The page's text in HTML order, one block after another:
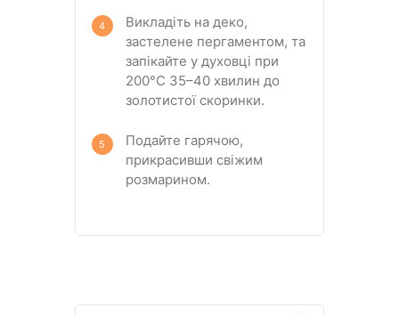
Викладіть на деко,
застелене пергаментом, та
запікайте у духовці при
200°C 35–40 хвилин до
золотистої скоринки.
Подайте гарячою,
прикрасивши свіжим
розмарином.